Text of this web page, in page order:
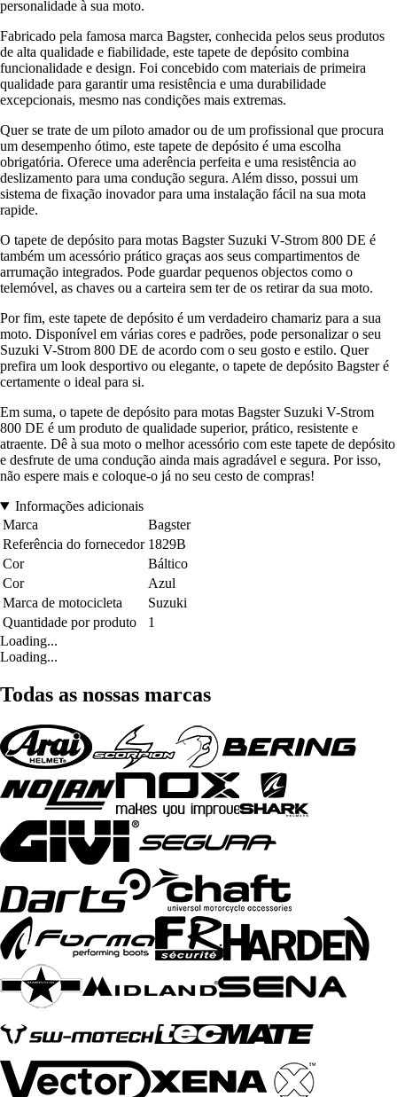
personalidade à sua moto.
Fabricado pela famosa marca Bagster, conhecida pelos seus produtos
de alta qualidade e fiabilidade, este tapete de depósito combina
funcionalidade e design. Foi concebido com materiais de primeira
qualidade para garantir uma resistência e uma durabilidade
excepcionais, mesmo nas condições mais extremas.
Quer se trate de um piloto amador ou de um profissional que procura
um desempenho ótimo, este tapete de depósito é uma escolha
obrigatória. Oferece uma aderência perfeita e uma resistência ao
deslizamento para uma condução segura. Além disso, possui um
sistema de fixação inovador para uma instalação fácil na sua mota
rapide.
O tapete de depósito para motas Bagster Suzuki V-Strom 800 DE é
também um acessório prático graças aos seus compartimentos de
arrumação integrados. Pode guardar pequenos objectos como o
telemóvel, as chaves ou a carteira sem ter de os retirar da sua moto.
Por fim, este tapete de depósito é um verdadeiro chamariz para a sua
moto. Disponível em várias cores e padrões, pode personalizar o seu
Suzuki V-Strom 800 DE de acordo com o seu gosto e estilo. Quer
prefira um look desportivo ou elegante, o tapete de depósito Bagster é
certamente o ideal para si.
Em suma, o tapete de depósito para motas Bagster Suzuki V-Strom
800 DE é um produto de qualidade superior, prático, resistente e
atraente. Dê à sua moto o melhor acessório com este tapete de depósito
e desfrute de uma condução ainda mais agradável e segura. Por isso,
não espere mais e coloque-o já no seu cesto de compras!
Informações adicionais
Marca
Bagster
Referência do fornecedor 1829B
Cor
Báltico
Cor
Azul
Marca de motocicleta
Suzuki
Quantidade por produto
1
Loading...
Loading...
Todas as nossas marcas